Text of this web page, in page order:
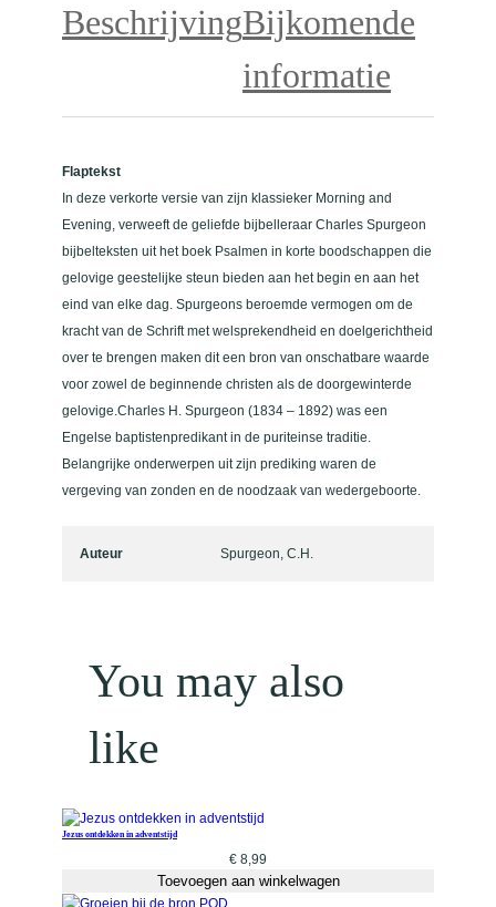
e
BeschrijvingBijkomende
informatie
Flaptekst
In deze verkorte versie van zijn klassieker Morning and
Evening, verweeft de geliefde bijbelleraar Charles Spurgeon
bijbelteksten uit het boek Psalmen in korte boodschappen die
gelovige geestelijke steun bieden aan het begin en aan het
eind van elke dag. Spurgeons beroemde vermogen om de
kracht van de Schrift met welsprekendheid en doelgerichtheid
over te brengen maken dit een bron van onschatbare waarde
voor zowel de beginnende christen als de doorgewinterde
gelovige.Charles H. Spurgeon (1834 – 1892) was een
Engelse baptistenpredikant in de puriteinse traditie.
Belangrijke onderwerpen uit zijn prediking waren de
vergeving van zonden en de noodzaak van wedergeboorte.
Auteur Spurgeon, C.H.
You may also
like
Jezus ontdekken in adventstijd
€ 8,99
Toevoegen aan winkelwagen